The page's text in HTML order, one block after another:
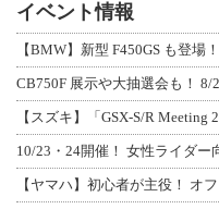
イベント情報
【BMW】新型 F450GS も登場
CB750F 展示や大抽選会も！
【スズキ】「GSX-S/R
10/23・24開催！ 女性ライダ
【ヤマハ】初心者が主役！ オ